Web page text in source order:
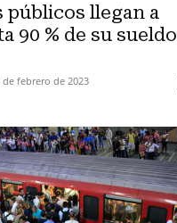
públicos llegan a
90 % de su sueldo
de febrero de 2023